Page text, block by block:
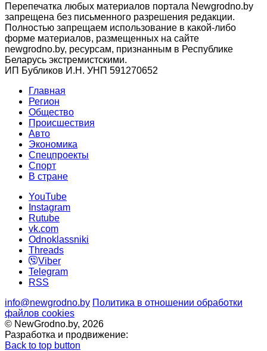
Перепечатка любых материалов портала Newgrodno.by
запрещена без письменного разрешения редакции.
Полностью запрещаем использование в какой-либо
форме материалов, размещенных на сайте
newgrodno.by, ресурсам, признанным в Республике
Беларусь экстремистскими.
ИП Бубликов И.Н. УНП 591270652
Главная
Регион
Общество
Происшествия
Авто
Экономика
Спецпроекты
Cпорт
В стране
YouTube
Instagram
Rutube
vk.com
Odnoklassniki
Threads
Viber
Telegram
RSS
info@newgrodno.by Политика в отношении обработки
файлов cookies
© NewGrodno.by, 2026
Разработка и продвижение:
Back to top button